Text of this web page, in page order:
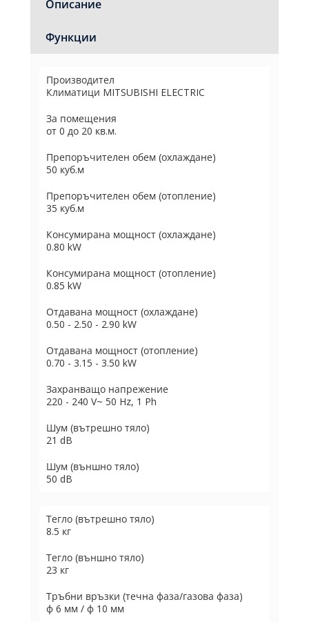
Описание
Функции
Производител
Климатици MITSUBISHI ELECTRIC
За помещения
от 0 до 20 кв.м.
Препоръчителен обем (охлаждане)
50 куб.м
Препоръчителен обем (отопление)
35 куб.м
Консумирана мощност (охлаждане)
0.80 kW
Консумирана мощност (отопление)
0.85 kW
Отдавана мощност (охлаждане)
0.50 - 2.50 - 2.90 kW
Отдавана мощност (отопление)
0.70 - 3.15 - 3.50 kW
Захранващо напрежение
220 - 240 V~ 50 Hz, 1 Ph
Шум (вътрешно тяло)
21 dB
Шум (външно тяло)
50 dB
Тегло (вътрешно тяло)
8.5 кг
Тегло (външно тяло)
23 кг
Тръбни връзки (течна фаза/газова фаза)
ф 6 мм / ф 10 мм